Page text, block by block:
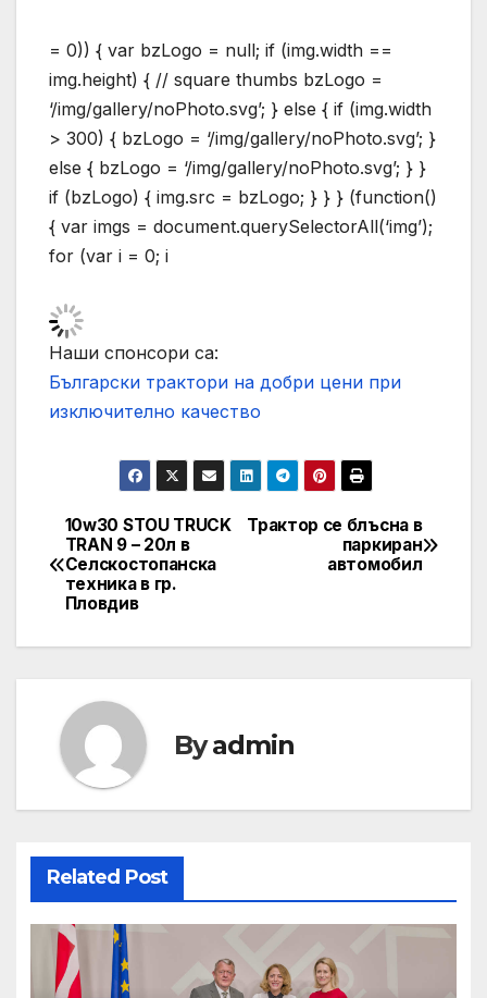
= 0)) { var bzLogo = null; if (img.width ==
img.height) { // square thumbs bzLogo =
‘/img/gallery/noPhoto.svg’; } else { if (img.width
> 300) { bzLogo = ‘/img/gallery/noPhoto.svg’; }
else { bzLogo = ‘/img/gallery/noPhoto.svg’; } }
if (bzLogo) { img.src = bzLogo; } } } (function()
{ var imgs = document.querySelectorAll(‘img’);
for (var i = 0; i
Наши спонсори са:
Български трактори на добри цени при
изключително качество
Post
navigation
Трактор се блъсна в
паркиран
автомобил
10w30 STOU TRUCK
TRAN 9 – 20л в
Селскостопанска
техника в гр.
Пловдив
Byadmin
Related Post